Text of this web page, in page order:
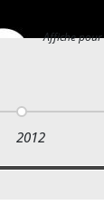
Affiche
2012